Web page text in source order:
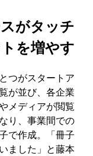
がタッチ
を増やす
つがスタートア
が並び、各企業
メディアが閲覧
り、事業間での
で作成。「冊子
ました」と藤本